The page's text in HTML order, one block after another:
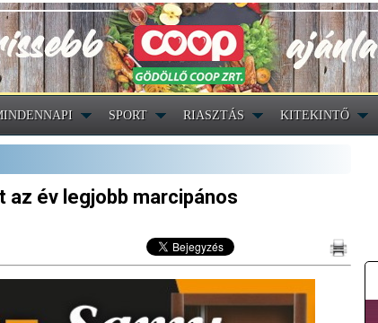
SPORT RIASZTÁS KITEKINTŐ
az év legjobb marcipános